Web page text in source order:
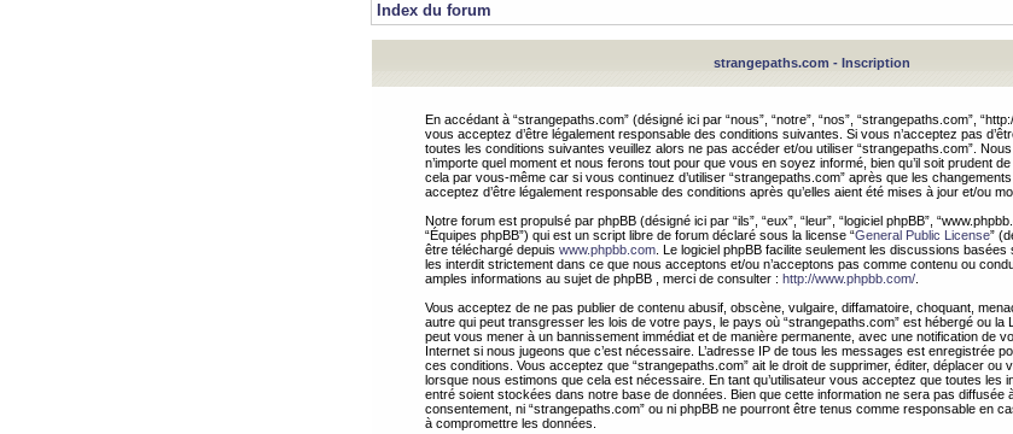
Index du forum
strangepaths.com - Inscription
En accédant à “strangepaths.com” (désigné ici par “nous”, “notre”, “nos”, “strangepaths.com”,
vous acceptez d’être légalement responsable des conditions suivantes. Si vous n’acceptez pas
toutes les conditions suivantes veuillez alors ne pas accéder et/ou utiliser “strangepaths.com”.
n’importe quel moment et nous ferons tout pour que vous en soyez informé, bien qu’il soit prudent
cela par vous-même car si vous continuez d’utiliser “strangepaths.com” après que les
acceptez d’être légalement responsable des conditions après qu’elles aient été mises à jour et/ou
Notre forum est propulsé par phpBB (désigné ici par “ils”, “eux”, “leur”, “logiciel phpBB”,
“Équipes phpBB”) qui est un script libre de forum déclaré sous la license “General Public License”
être téléchargé depuis www.phpbb.com . Le logiciel phpBB facilite seulement les discussions basées
les interdit strictement dans ce que nous acceptons et/ou n’acceptons pas comme contenu ou
amples informations au sujet de phpBB , merci de consulter : http://www.phpbb.com/
Vous acceptez de ne pas publier de contenu abusif, obscène, vulgaire, diffamatoire, choquant,
autre qui peut transgresser les lois de votre pays, le pays où “strangepaths.com” est hébergé ou la
peut vous mener à un bannissement immédiat et de manière permanente, avec une notification de
Internet si nous jugeons que c’est nécessaire. L’adresse IP de tous les messages est enregistrée
ces conditions. Vous acceptez que “strangepaths.com” ait le droit de supprimer, éditer, déplacer ou
lorsque nous estimons que cela est nécessaire. En tant qu’utilisateur vous acceptez que toutes les
entré soient stockées dans notre base de données. Bien que cette information ne sera pas diffusée
consentement, ni “strangepaths.com” ou ni phpBB ne pourront être tenus comme responsable en
à compromettre les données.